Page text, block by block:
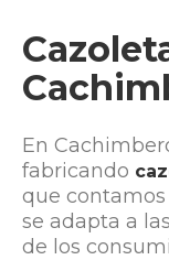
En
fabricando
que
se adapta a
de los